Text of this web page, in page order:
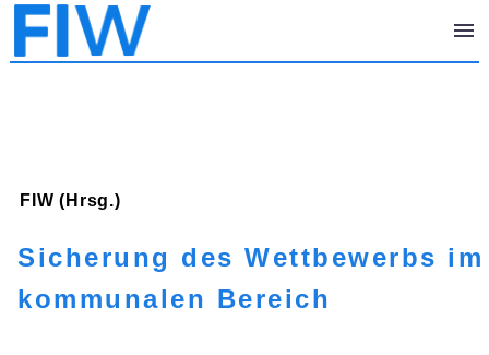
FIW (Hrsg.)
Sicherung des Wettbewerbs im
kommunalen Bereich